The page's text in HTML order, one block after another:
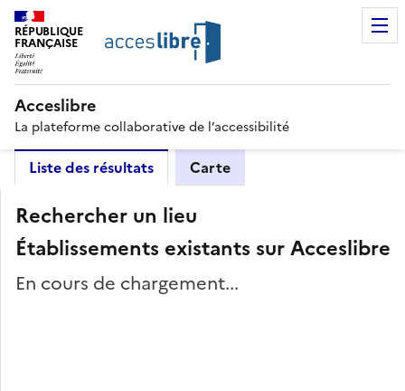
RÉPUBLIQUE
FRANÇAISE
Acceslibre
La plateforme collaborative de l’accessibilité
Liste des résultats Carte
Rechercher un lieu
Établissements existants sur Acceslibre
En cours de chargement...